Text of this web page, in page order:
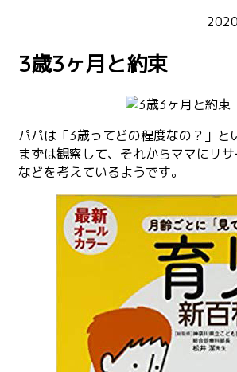
3歳3ヶ月と約束
パパは「3歳ってどの程度なの？」と
まずは観察して、それからママにリ
などを考えているようです。